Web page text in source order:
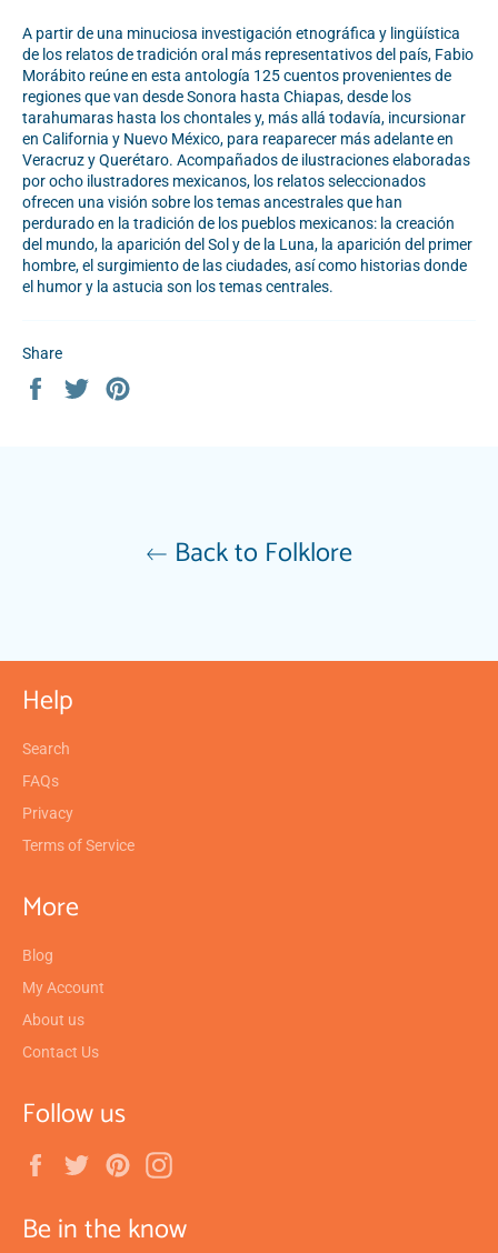
A partir de una minuciosa investigación etnográfica y lingüística
de los relatos de tradición oral más representativos del país, Fabio
Morábito reúne en esta antología 125 cuentos provenientes de
regiones que van desde Sonora hasta Chiapas, desde los
tarahumaras hasta los chontales y, más allá todavía, incursionar
en California y Nuevo México, para reaparecer más adelante en
Veracruz y Querétaro. Acompañados de ilustraciones elaboradas
por ocho ilustradores mexicanos, los relatos seleccionados
ofrecen una visión sobre los temas ancestrales que han
perdurado en la tradición de los pueblos mexicanos: la creación
del mundo, la aparición del Sol y de la Luna, la aparición del primer
hombre, el surgimiento de las ciudades, así como historias donde
el humor y la astucia son los temas centrales.
Share
Share
Tweet
Back to Folklore
Help
Search
FAQs
Privacy
Terms of Service
More
Blog
My Account
About us
Contact Us
Follow us
FacebookTwitterPinterest
Be in the know